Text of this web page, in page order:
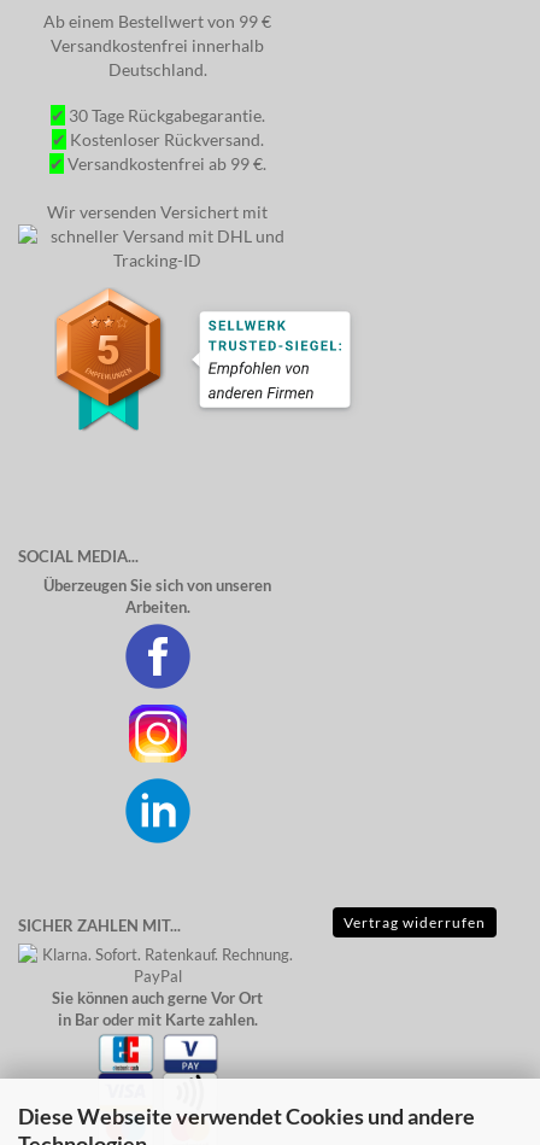
Diese Webseite verwendet Cookies und andere
Ab einem Bestellwert von 99 €
Versandkostenfrei innerhalb
Deutschland.
✔ 30 Tage Rückgabegarantie.
✔ Kostenloser Rückversand.
✔ Versandkostenfrei ab 99 €.
Wir versenden Versichert mit
SOCIAL MEDIA...
Überzeugen Sie sich von unseren
Arbeiten.
SICHER ZAHLEN MIT...
Sie können auch gerne Vor Ort
in Bar oder mit Karte zahlen.
Vertrag widerrufen